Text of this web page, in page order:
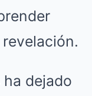
dejado